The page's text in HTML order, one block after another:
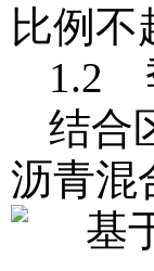
比例不
1.2
结合
沥青混